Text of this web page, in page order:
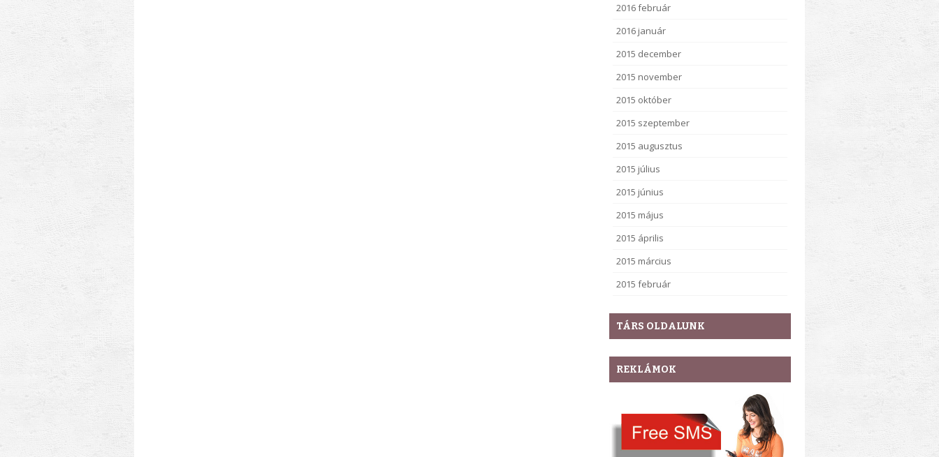
2016 február
2016 január
2015 december
2015 november
2015 október
2015 szeptember
2015 augusztus
2015 július
2015 június
2015 május
2015 április
2015 március
2015 február
TÁRS OLDALUNK
REKLÁMOK